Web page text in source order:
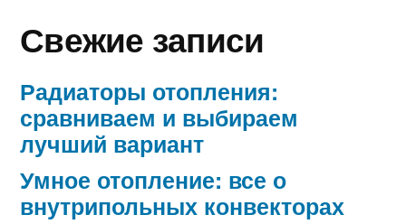
Свежие записи
Радиаторы отопления:
сравниваем и выбираем
лучший вариант
Умное отопление: все о
внутрипольных конвекторах